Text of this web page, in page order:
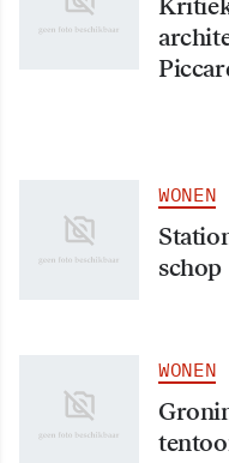
WONEN
schop
WONEN